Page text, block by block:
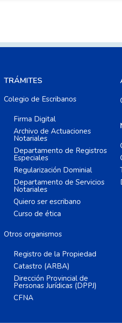
TRÁMITES
Colegio de Escribanos
Firma Digital
Archivo de Actuaciones
Notariales
Departamento de Registros
Especiales
Regularización Dominial
Departamento de Servicios
Notariales
Quiero ser escribano
Curso de ética
Otros organismos
Registro de la Propiedad
Catastro (ARBA)
Dirección Provincial de
Personas Jurídicas (DPPJ)
CFNA